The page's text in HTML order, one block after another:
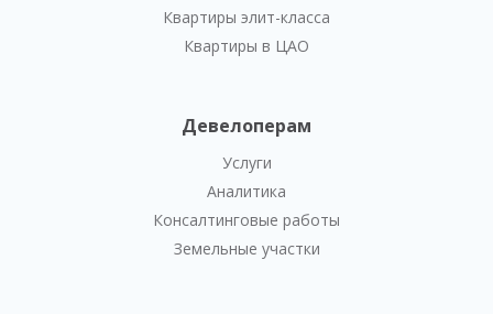
Квартиры элит-класса
Квартиры в ЦАО
Девелоперам
Услуги
Аналитика
Консалтинговые работы
Земельные участки